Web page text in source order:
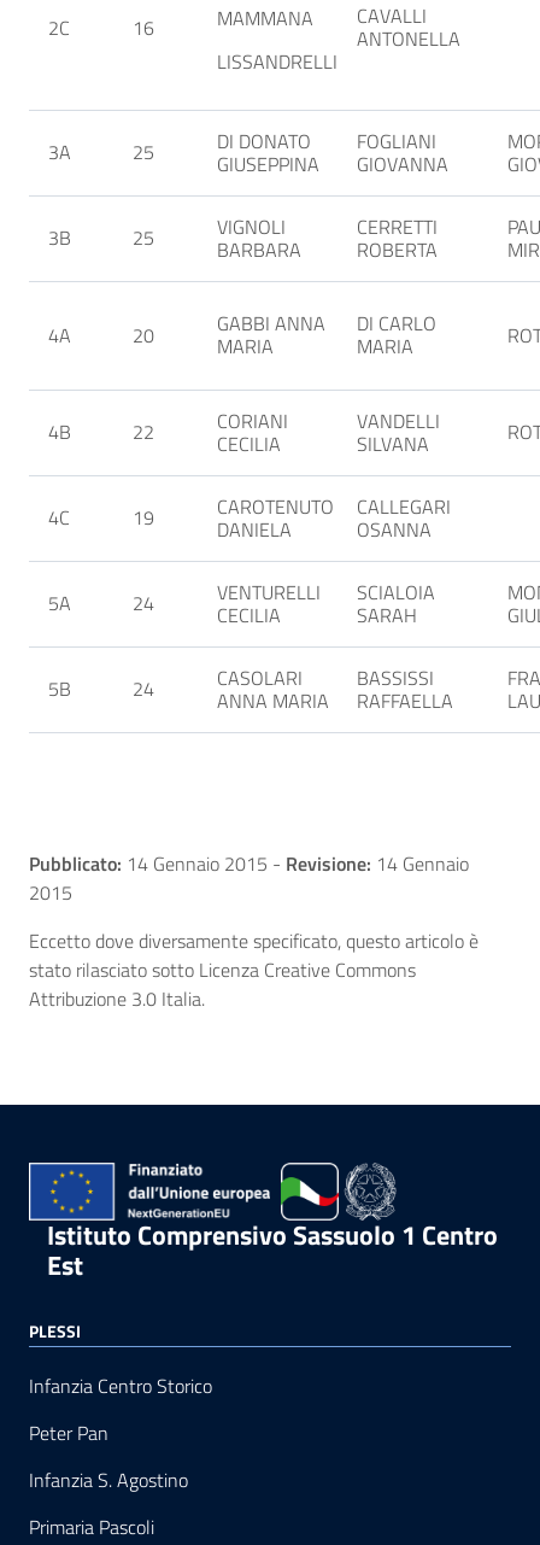
2C 16
MAMMANA
LISSANDRELLI
CAVALLI
ANTONELLA
3A 25 DI DONATO
GIUSEPPINA
FOGLIANI
GIOVANNA
3B 25 VIGNOLI
BARBARA
CERRETTI
ROBERTA
4A 20 GABBI ANNA
MARIA
DI CARLO
MARIA
4B 22 CORIANI
CECILIA
VANDELLI
SILVANA
4C 19 CAROTENUTO
DANIELA
CALLEGARI
OSANNA
5A 24 VENTURELLI
CECILIA
SCIALOIA
SARAH
5B 24 CASOLARI
ANNA MARIA
BASSISSI
RAFFAELLA
Pubblicato: 14 Gennaio 2015 - Revisione: 14 Gennaio
2015
Eccetto dove diversamente specificato, questo articolo è
stato rilasciato sotto Licenza Creative Commons
Attribuzione 3.0 Italia.
Istituto Comprensivo Sassuolo 1 Centro
Est
PLESSI
Infanzia Centro Storico
Peter Pan
Infanzia S. Agostino
Primaria Pascoli